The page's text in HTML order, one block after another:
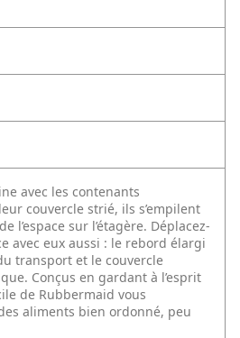
avec les contenants
couvercle strié, ils s’empilent
l’espace sur l’étagère. Déplacez-
avec eux aussi : le rebord élargi
transport et le couvercle
Conçus en gardant à l’esprit
de Rubbermaid vous
aliments bien ordonné, peu